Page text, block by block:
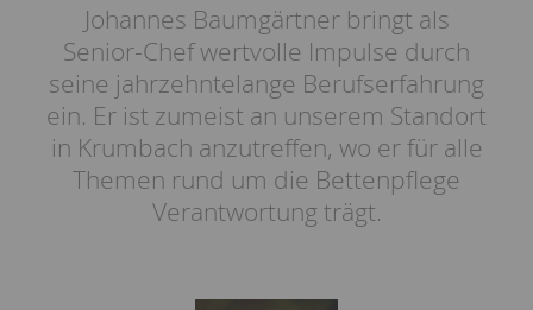
Johannes Baumgärtner bringt als
Senior-Chef wertvolle Impulse durch
seine jahrzehntelange Berufserfahrung
ein. Er ist zumeist an unserem Standort
in Krumbach anzutreffen, wo er für alle
Themen rund um die Bettenpflege
Verantwortung trägt.